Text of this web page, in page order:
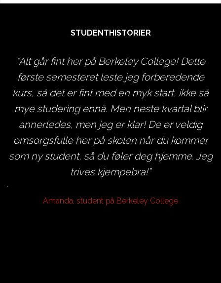
STUDENTHISTORIER
Alt går fint her på Berkeley College! Dette
første semesteret leste jeg forberedende
kurs, så det er fint med en myk start, ikke så
mye studering ennå. Men neste kvartal blir
annerledes, men jeg er klar! De er veldig
omsorgsfulle her på skolen når du kommer
som ny student, så du føler deg hjemme. Jeg
trives kjempebra!
Amanda, student på Berkeley College